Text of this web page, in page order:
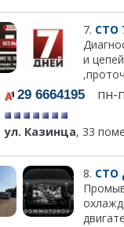
7. СТО
и
29 6664195 пн-
ул. Казинца, 33
8. СТО